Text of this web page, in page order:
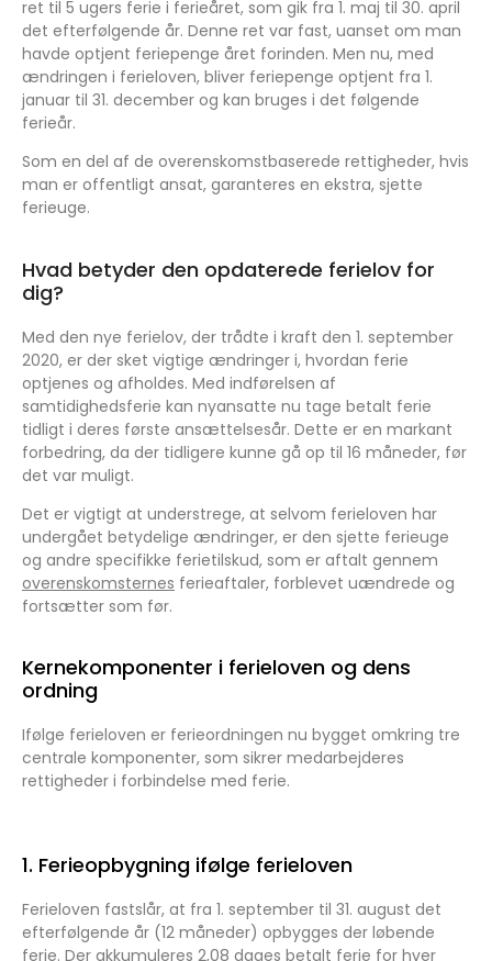
ret til 5 ugers ferie i ferieåret, som gik fra 1. maj til 30. april
det efterfølgende år. Denne ret var fast, uanset om man
havde optjent feriepenge året forinden. Men nu, med
ændringen i ferieloven, bliver feriepenge optjent fra 1.
januar til 31. december og kan bruges i det følgende
ferieår.
Som en del af de overenskomstbaserede rettigheder, hvis
man er offentligt ansat, garanteres en ekstra, sjette
ferieuge.
Hvad betyder den opdaterede ferielov for
dig?
Med den nye ferielov, der trådte i kraft den 1. september
2020, er der sket vigtige ændringer i, hvordan ferie
optjenes og afholdes. Med indførelsen af
samtidighedsferie kan nyansatte nu tage betalt ferie
tidligt i deres første ansættelsesår. Dette er en markant
forbedring, da der tidligere kunne gå op til 16 måneder, før
det var muligt.
Det er vigtigt at understrege, at selvom ferieloven har
undergået betydelige ændringer, er den sjette ferieuge
og andre specifikke ferietilskud, som er aftalt gennem
overenskomsternes ferieaftaler, forblevet uændrede og
fortsætter som før.
Kernekomponenter i ferieloven og dens
ordning
Ifølge ferieloven er ferieordningen nu bygget omkring tre
centrale komponenter, som sikrer medarbejderes
rettigheder i forbindelse med ferie.
1. Ferieopbygning ifølge ferieloven
Ferieloven fastslår, at fra 1. september til 31. august det
efterfølgende år (12 måneder) opbygges der løbende
ferie. Der akkumuleres 2,08 dages betalt ferie for hver